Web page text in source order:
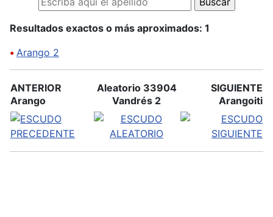
Resultados exactos o más aproximados: 1
• Arango 2
ANTERIOR
Arango
Aleatorio 33904
Vandrés 2
SIGUIENTE
Arangoiti